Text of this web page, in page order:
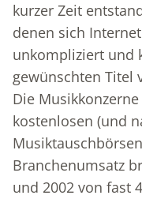
kurzer Zeit
denen sich
unkompliziert und
gewünschten Titel
Die
kostenlosen (und
Branchenumsatz
und 2002 von fast